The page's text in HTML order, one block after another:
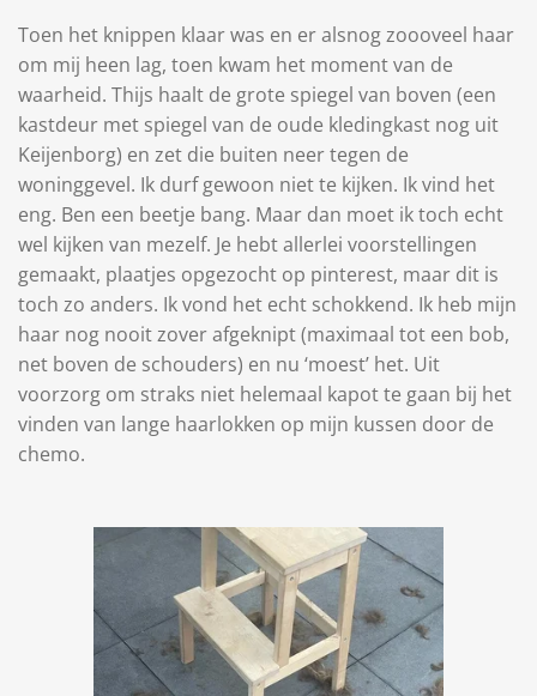
Toen het knippen klaar was en er alsnog zoooveel haar
om mij heen lag, toen kwam het moment van de
waarheid. Thijs haalt de grote spiegel van boven (een
kastdeur met spiegel van de oude kledingkast nog uit
Keijenborg) en zet die buiten neer tegen de
woninggevel. Ik durf gewoon niet te kijken. Ik vind het
eng. Ben een beetje bang. Maar dan moet ik toch echt
wel kijken van mezelf. Je hebt allerlei voorstellingen
gemaakt, plaatjes opgezocht op pinterest, maar dit is
toch zo anders. Ik vond het echt schokkend. Ik heb mijn
haar nog nooit zover afgeknipt (maximaal tot een bob,
net boven de schouders) en nu ‘moest’ het. Uit
voorzorg om straks niet helemaal kapot te gaan bij het
vinden van lange haarlokken op mijn kussen door de
chemo.